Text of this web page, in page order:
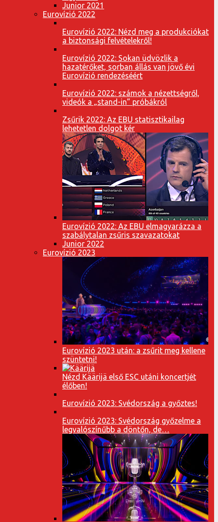
Junior 2021
Eurovízió 2022
Eurovízió 2022: Nézd meg a produkciókat
a biztonsági felvételekről!
Eurovízió 2022: Sokan üdvözlik a
hazatérőket, sorban állás van jövő évi
Eurovízió rendezéséért
Eurovízió 2022: számok a nézettségről,
videók a „stand-in” próbákról
Zsűrik 2022: Az EBU statisztikailag
lehetetlen dolgot kér
Eurovízió 2022: Az EBU elmagyarázza a
szabálytalan zsűris szavazatokat
Junior 2022
Eurovízió 2023
Eurovízió 2023 után: a zsűrit meg kellene
szüntetni!
Nézd Käärijä első ESC utáni koncertjét
élőben!
Eurovízió 2023: Svédország a győztes!
Eurovízió 2023: Svédország győzelme a
legvalószínűbb a döntőn, de…